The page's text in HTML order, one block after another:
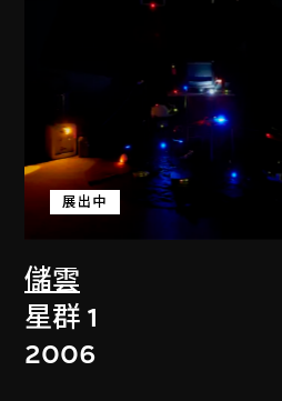
儲雲
展出中
星群 1
2006